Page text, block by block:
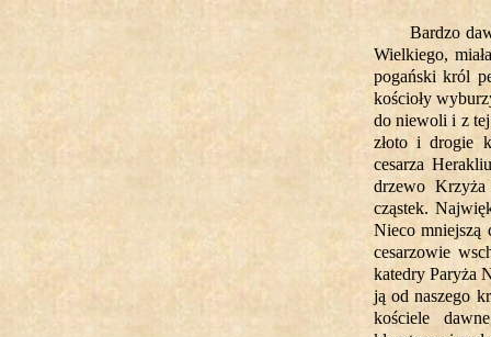
Bardzo
Wielkiego,
pogański król
kościoły
do niewoli i z
złoto i drogie
cesarza
drzewo Krzyża
cząstek.
Nieco mniejszą
cesarzowie
katedry Paryża
ją od naszego
kościele